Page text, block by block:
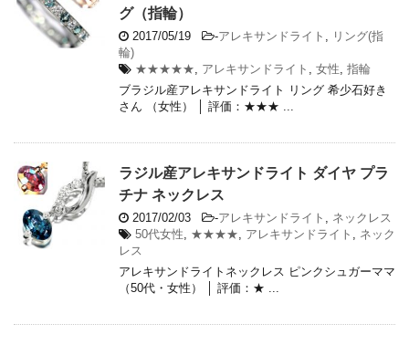
グ（指輪）
2017/05/19 -アレキサンドライト
リング(指
輪)
★★★★★
アレキサンドライト 女性 指輪
ブラジル産アレキサンドライト リング 希少石好き
さん （女性） │ 評価：★★★ ...
ラジル産アレキサンドライト ダイヤ プラ
チナ ネックレス
2017/02/03 -アレキサンドライト
ネックレス
50代女性
★★★★ アレキサンドライト
ネック
レス
アレキサンドライトネックレス ピンクシュガーママ
（50代・女性） │ 評価：★ ...